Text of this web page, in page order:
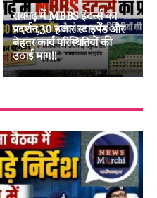
रायगढ़ में MBBS इंटर्न्स का
प्रदर्शन,30 हजार स्टाइपेंड और
बेहतर कार्य परिस्थितियों की
उठाई मांग!!